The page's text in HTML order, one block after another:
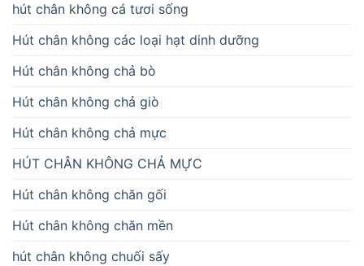
hút chân không cá tươi sống
Hút chân không các loại hạt dinh dưỡng
Hút chân không chả bò
Hút chân không chả giò
Hút chân không chả mực
HÚT CHÂN KHÔNG CHẢ MỰC
Hút chân không chăn gối
Hút chân không chăn mền
hút chân không chuối sấy